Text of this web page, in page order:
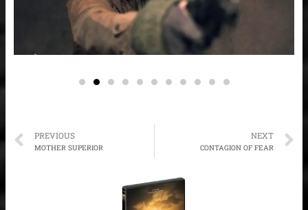
PREVIOUS
MOTHER SUPERIOR
NEXT
CONTAGION OF FEAR